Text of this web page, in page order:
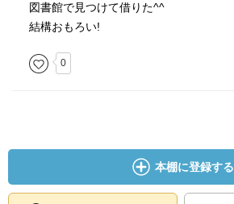
図書館で見つけて借りた^^
結構おもろい!
0
本棚に登録する